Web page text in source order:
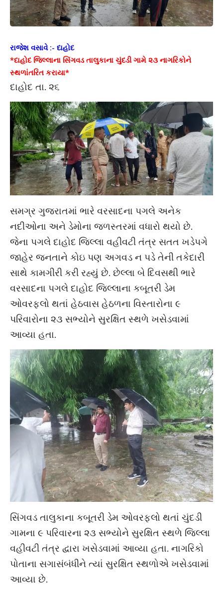
રાજેશ વસાવે :- દાહોદ
*દાહોદ જિલ્લાના સિંગવડ તાલુકાના ચુંદડી ગામે ૨૩ નાગરિકોને
સ્થળાંતરિત કરાયા*
દાહોદ તા. ૨૬
સમગ્ર ગુજરાતમાં ભારે વરસાદના પગલે અનેક
નદીઓના અને ડેમોના જળસ્તરમાં વધારો થયો છે.
જેના પગલે દાહોદ જિલ્લા વહીવટી તંત્ર સતત ખડેપગે
જાહેર જનતાને કોઇ પણ અગવડ ન પડે તેની તકેદારી
સાથે કામગીરી કરી રહ્યું છે. છેલ્લા બે દિવસથી ભારે
વરસાદના પગલે દાહોદ જિલ્લાના કબૂતરી ડેમ
ઓવરફ્લો થતાં હેઠવાસ હેઠળના વિસ્તારોના ૯
પરિવારોના ૨૩ સભ્યોને સુરક્ષિત સ્થળે ખસેડવામાં
આવ્યા હતા.
સિંગવડ તાલુકાના કબૂતરી ડેમ ઓવરફ્લો થતાં ચુંદડી
ગામના ૯ પરિવારના ૨૩ સભ્યોને સુરક્ષિત સ્થળે જિલ્લા
વહીવટી તંત્ર દ્વારા ખસેડવામાં આવ્યા હતા. નાગરિકો
પોતાના સગાસંબંધીને ત્યાં સુરક્ષિત સ્થળોએ ખસેડવામાં
આવ્યા છે.